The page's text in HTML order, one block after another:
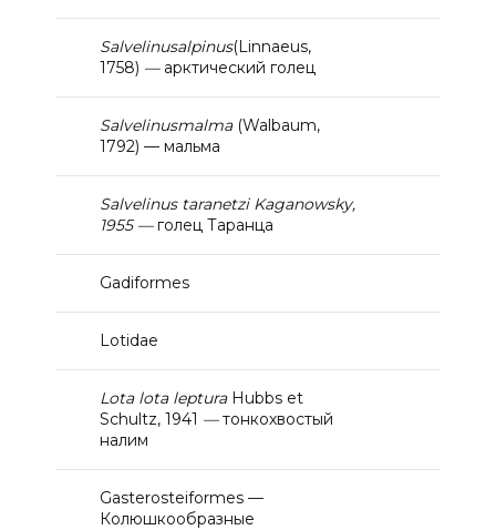
Salvelinusalpinus(Linnaeus,
1758) —арктический голец
Salvelinusmalma(Walbaum,
1792) — мальма
Salvelinus taranetzi Kaganowsky,
1955 —голец Таранца
Gadiformes
Lotidae
Lota lota lepturaHubbs et
Schultz, 1941 —тонкохвостый
налим
Gasterosteiformes —
Колюшкообразные